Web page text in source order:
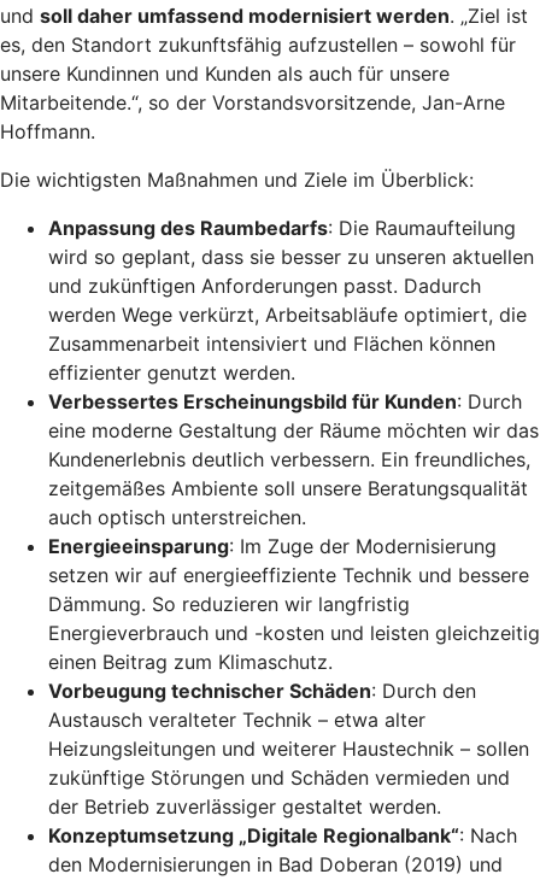
und soll daher umfassend modernisiert werden. „Ziel ist
es, den Standort zukunftsfähig aufzustellen – sowohl für
unsere Kundinnen und Kunden als auch für unsere
Mitarbeitende.“, so der Vorstandsvorsitzende, Jan-Arne
Hoffmann.
Die wichtigsten Maßnahmen und Ziele im Überblick:
Anpassung des Raumbedarfs: Die Raumaufteilung
wird so geplant, dass sie besser zu unseren aktuellen
und zukünftigen Anforderungen passt. Dadurch
werden Wege verkürzt, Arbeitsabläufe optimiert, die
Zusammenarbeit intensiviert und Flächen können
effizienter genutzt werden.
Verbessertes Erscheinungsbild für Kunden: Durch
eine moderne Gestaltung der Räume möchten wir das
Kundenerlebnis deutlich verbessern. Ein freundliches,
zeitgemäßes Ambiente soll unsere Beratungsqualität
auch optisch unterstreichen.
Energieeinsparung: Im Zuge der Modernisierung
setzen wir auf energieeffiziente Technik und bessere
Dämmung. So reduzieren wir langfristig
Energieverbrauch und -kosten und leisten gleichzeitig
einen Beitrag zum Klimaschutz.
Vorbeugung technischer Schäden: Durch den
Austausch veralteter Technik – etwa alter
Heizungsleitungen und weiterer Haustechnik – sollen
zukünftige Störungen und Schäden vermieden und
der Betrieb zuverlässiger gestaltet werden.
Konzeptumsetzung „Digitale Regionalbank“: Nach
den Modernisierungen in Bad Doberan (2019) und